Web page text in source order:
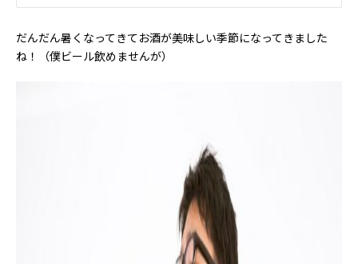
だんだん暑くなってきてお酒が美味しい季節になってきました
ね！（僕ビール飲めませんが）